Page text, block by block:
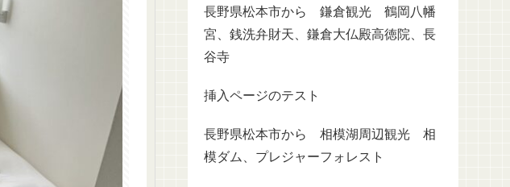
長野県松本市から 鎌倉観光 鶴岡八幡
宮、銭洗弁財天、鎌倉大仏殿高徳院、長
谷寺
挿入ページのテスト
長野県松本市から 相模湖周辺観光 相
模ダム、プレジャーフォレスト